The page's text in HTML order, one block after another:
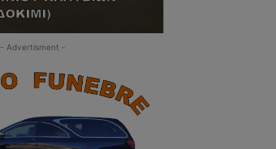
- Advertisment -